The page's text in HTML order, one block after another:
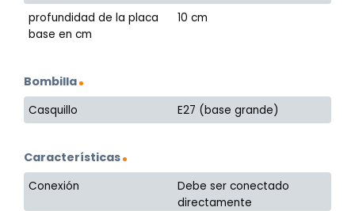
profundidad de la placa
base en cm
10 cm
Bombilla
Casquillo E27 (base grande)
Características
Conexión
Debe ser conectado
directamente